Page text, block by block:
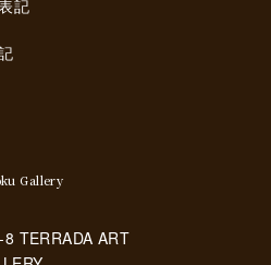
記
Gallery
TERRADA ART